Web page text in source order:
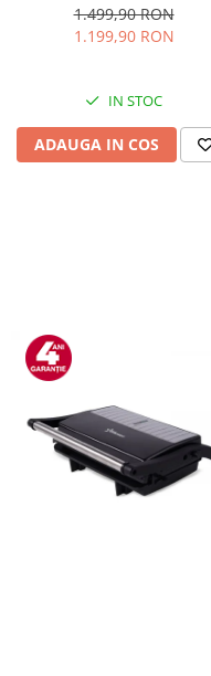
Iluminare LED, Termostat
Reglabil, H 147 cm, Negru
1.499,90 RON
1.199,90 RON
IN STOC
ADAUGA IN COS